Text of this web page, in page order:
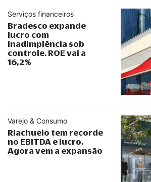
Serviços financeiros
Bradesco expande
lucro com
inadimplência sob
controle. ROE vai a
16,2%
Varejo & Consumo
Riachuelo tem recorde
no EBITDA e lucro.
Agora vem a expansão